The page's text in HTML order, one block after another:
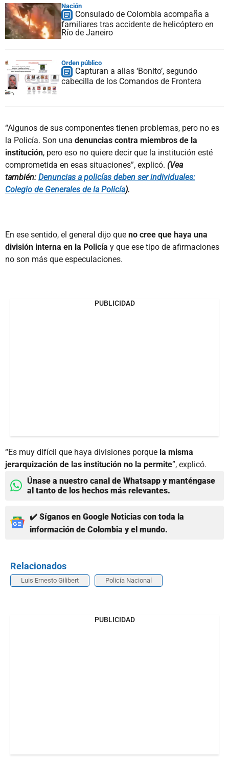
Nación
Consulado de Colombia acompaña a
familiares tras accidente de helicóptero en
Río de Janeiro
Orden público
Capturan a alias ‘Bonito’, segundo
cabecilla de los Comandos de Frontera
“Algunos de sus componentes tienen problemas, pero no es
la Policía. Son una denuncias contra miembros de la
institución, pero eso no quiere decir que la institución esté
comprometida en esas situaciones”, explicó. (Vea
también: Denuncias a policías deben ser individuales:
Colegio de Generales de la Policía).
En ese sentido, el general dijo que no cree que haya una
división interna en la Policía y que ese tipo de afirmaciones
no son más que especulaciones.
PUBLICIDAD
“Es muy difícil que haya divisiones porque la misma
jerarquización de las institución no la permite”, explicó.
Únase a nuestro canal de Whatsapp y manténgase
al tanto de los hechos más relevantes.
✔️ Síganos en Google Noticias con toda la
información de Colombia y el mundo.
Relacionados
Luis Ernesto Gilibert Policía Nacional
PUBLICIDAD